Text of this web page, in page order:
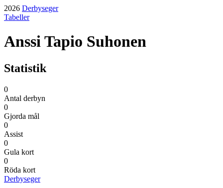
2026 Derbyseger
Tabeller
Anssi Tapio Suhonen
Statistik
0
Antal derbyn
0
Gjorda mål
0
Assist
0
Gula kort
0
Röda kort
Derbyseger